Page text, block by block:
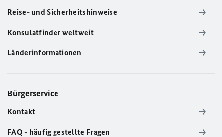
Reise- und Sicherheitshinweise
Konsulatfinder weltweit
Länderinformationen
Bürgerservice
Kontakt
FAQ - häufig gestellte Fragen